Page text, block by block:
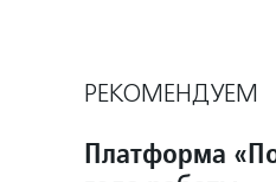
РЕКОМЕНДУЕМ
Платформа